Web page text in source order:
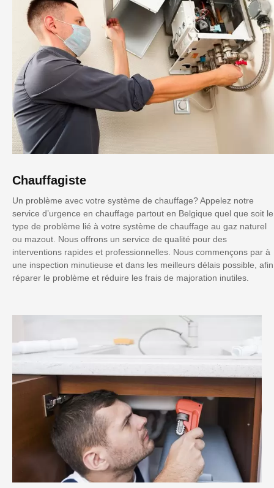
Chauffagiste
Un problème avec votre système de chauffage? Appelez notre
service d’urgence en chauffage partout en Belgique quel que soit le
type de problème lié à votre système de chauffage au gaz naturel
ou mazout. Nous offrons un service de qualité pour des
interventions rapides et professionnelles. Nous commençons par à
une inspection minutieuse et dans les meilleurs délais possible, afin
réparer le problème et réduire les frais de majoration inutiles.